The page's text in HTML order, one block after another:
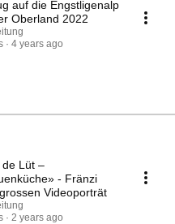
auf die Engstligenalp
Oberland 2022
4 years ago
Lüt –
- Fränzi
Videoporträt
2 years ago